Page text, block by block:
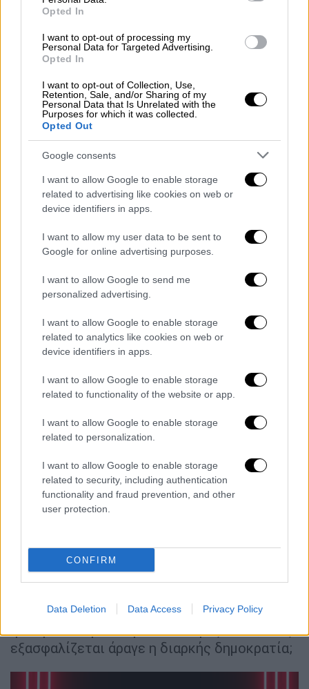
Opted In
I want to opt-out of processing my
Personal Data for Targeted Advertising.
Opted In
I want to opt-out of Collection, Use,
Retention, Sale, and/or Sharing of my
Personal Data that Is Unrelated with the
Purposes for which it was collected.
Opted Out
Google consents
I want to allow Google to enable storage
related to advertising like cookies on web or
device identifiers in apps.
I want to allow my user data to be sent to
Google for online advertising purposes.
I want to allow Google to send me
personalized advertising.
I want to allow Google to enable storage
related to analytics like cookies on web or
device identifiers in apps.
I want to allow Google to enable storage
related to functionality of the website or app.
I want to allow Google to enable storage
related to personalization.
I want to allow Google to enable storage
related to security, including authentication
functionality and fraud prevention, and other
user protection.
CONFIRM
Data Deletion Data Access Privacy Policy
για να κλείσει τον φετινό Επιδαύριο κύκλο
του Φεστιβάλ στο Αρχαίο Θέατρο
Επιδαύρου.
Αντιγόνη, η σύγκρουση δύο κόσμων
Στην Αντιγόνη, αυτό το βαθιά πολιτικό έργο
του Σοφοκλή για τη διαφορά ατόμου –
πολίτη, τα όρια της προσωπικής βούλησης
μέσα σε μια οργανωμένη κοινωνία, αλλά και
την ταυτότητα μιας λειτουργικής
δημοκρατίας, ο Ράσε εξελίσσει την
Γερμανός σκηνοθέτης διατυπώνει κρίσιμα
ερωτήματα για τη σύγκρουση της Αντιγόνης
με τον Κρέοντα, τον οποίο, όμως,
αντιμετωπίζει – όχι ως αυταρχική φιγούρα,
αλλά ως γνήσιο προστάτη των συμφερόντων
του Κράτους, άρα και του δημοκρατικού
πολιτεύματος.
Αντιμέτωπος με τις συνέπειες ενός
εμφυλίου, ο Κρέων διατάζει να μην ταφεί ο
Πολυνείκης, εφόσον ηγήθηκε της εξέγερσης
κατά της Θήβας. Η απόφαση αυτή
αφοσίωση στο κράτος είναι ύψιστης
σημασίας και η προδοσία πρέπει να
τιμωρείται αυστηρά, ώστε να διατηρείται η
τις δει κανείς υπό το πρίσμα της
πραγματιστικής διακυβέρνησης και της
Πού βρίσκονται, όμως, τα όρια ανάμεσα στην
εξασφαλίζεται άραγε η διαρκής δημοκρατία;